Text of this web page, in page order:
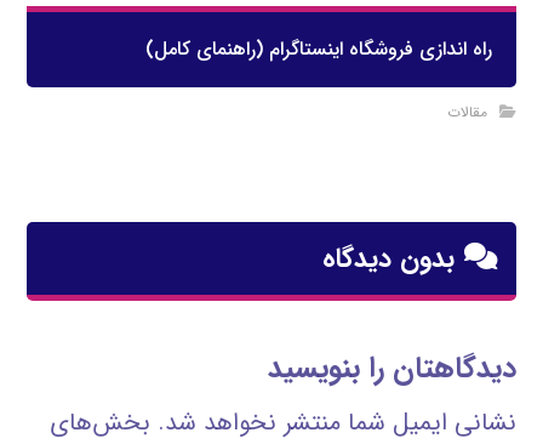
راه اندازی فروشگاه اینستاگرام (راهنمای کامل)
مقالات
بدون دیدگاه
دیدگاهتان را بنویسید
نشانی ایمیل شما منتشر نخواهد شد. بخش‌های